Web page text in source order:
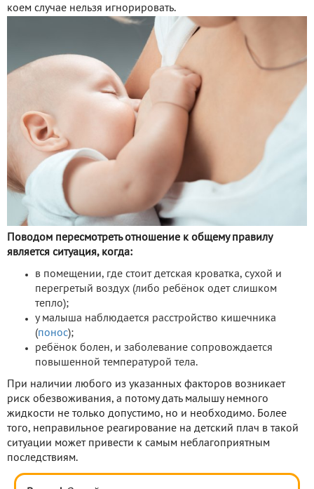
коем случае нельзя игнорировать.
Поводом пересмотреть отношение к общему правилу
является ситуация, когда:
в помещении, где стоит детская кроватка, сухой и
перегретый воздух (либо ребёнок одет слишком
тепло);
у малыша наблюдается расстройство кишечника
(понос);
ребёнок болен, и заболевание сопровождается
повышенной температурой тела.
При наличии любого из указанных факторов возникает
риск обезвоживания, а потому дать малышу немного
жидкости не только допустимо, но и необходимо. Более
того, неправильное реагирование на детский плач в такой
ситуации может привести к самым неблагоприятным
последствиям.